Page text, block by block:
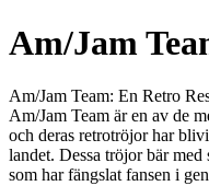
Am/Jam
Am/Jam Team: En Retro
Am/Jam Team är en av de
och deras retrotröjor har
landet. Dessa tröjor bär
som har fängslat fansen i